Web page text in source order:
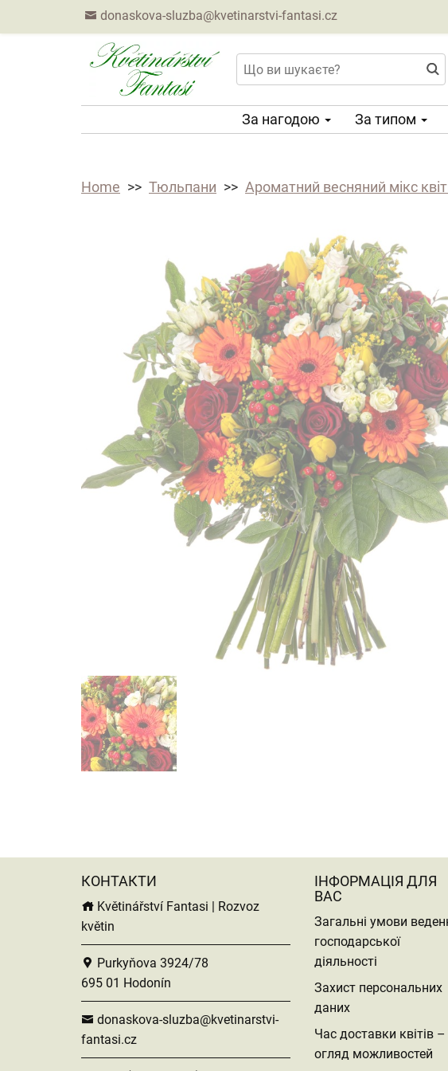
donaskova-sluzba@kvetinarstvi-fantasi.cz
За нагодою За типом
Home Тюльпани Ароматний весняний мікс
КОНТАКТИ
Květinářství Fantasi | Rozvoz
květin
Purkyňova 3924/78
695 01 Hodonín
donaskova-sluzba@kvetinarstvi-
fantasi.cz
ІНФОРМАЦІЯ ДЛЯ
ВАС
Загальні умови
господарської
діяльності
Захист персональних
даних
Час доставки квітів –
огляд можливостей